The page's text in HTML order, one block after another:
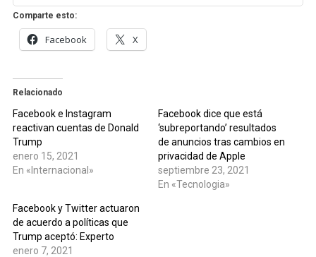
Comparte esto:
Facebook X
Relacionado
Facebook e Instagram
reactivan cuentas de Donald
Trump
enero 15, 2021
En «Internacional»
Facebook dice que está
‘subreportando’ resultados
de anuncios tras cambios en
privacidad de Apple
septiembre 23, 2021
En «Tecnologia»
Facebook y Twitter actuaron
de acuerdo a políticas que
Trump aceptó: Experto
enero 7, 2021